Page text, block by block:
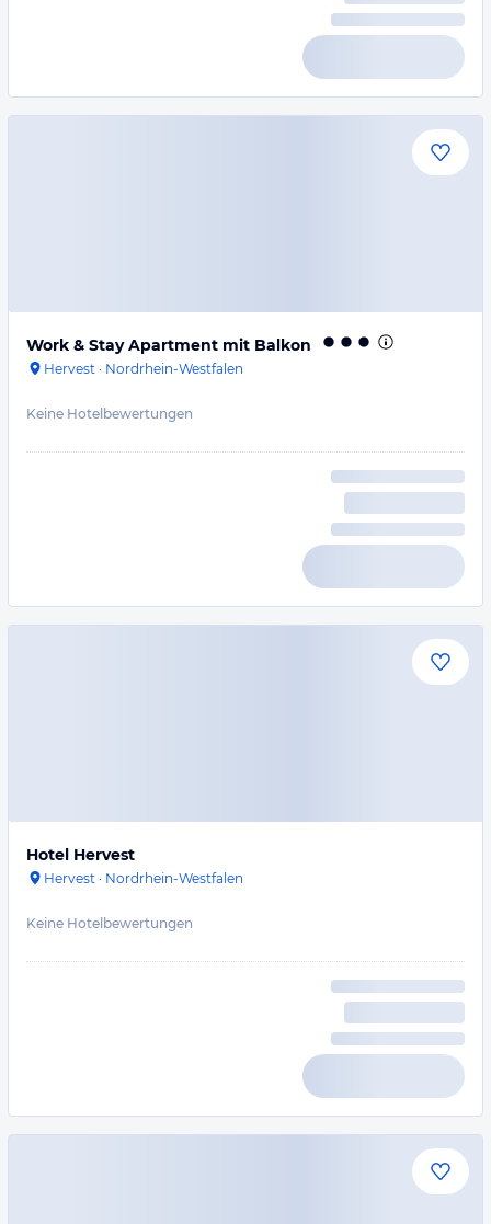
Work & Stay Apartment mit Balkon
Hervest · Nordrhein-Westfalen
Keine Hotelbewertungen
Hotel Hervest
Hervest · Nordrhein-Westfalen
Keine Hotelbewertungen